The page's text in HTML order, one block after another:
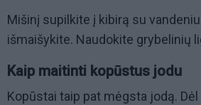
Mišinį supilkite į kibirą su
išmaišykite. Naudokite grybelinių
Kaip maitinti kopūstus jodu
Kopūstai taip pat mėgsta jodą.